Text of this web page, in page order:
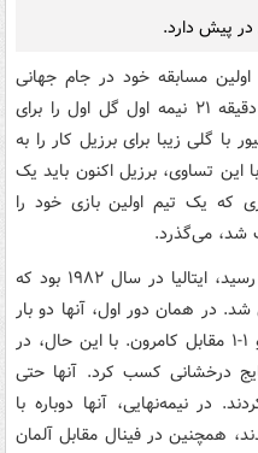
در پیش دارد.
مسابقه خود در جام جهانی
۲۰۲۶ به تساوی رسیدند. سایباری در دقیقه ۲۱ نیمه اول گل اول را برای
گلی زیبا برای برزیل کار را به
تا نتیجه نهایی ۱-۱ شود. با این تساوی، برزیل اکنون باید یک
آخرین باری که یک تیم اولین بازی خود را
شد، می‌گذرد.
آخرین کشوری که به چنین دستاوردی رسید، ایتالیا در سال ۱۹۸۲ بود که
موفق شد. در همان دور اول، آنها دو بار
دیگر نیز مساوی کردند: ۱-۱ مقابل پرو و ۱-۱ مقابل کامرون. با این حال، در
درخشانی کسب کرد. آنها حتی
پیروزی ۲-۳ حذف کردند. در نیمه‌نهایی، آنها دوباره با
همچنین در فینال مقابل آلمان